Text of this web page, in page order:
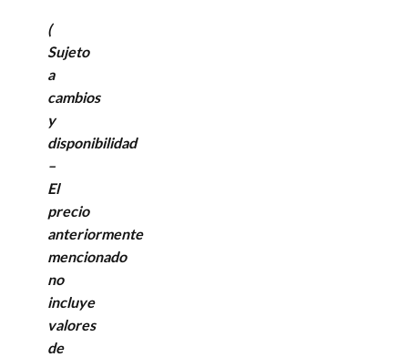
(
Sujeto
a
cambios
y
disponibilidad
–
El
precio
anteriormente
mencionado
no
incluye
valores
de